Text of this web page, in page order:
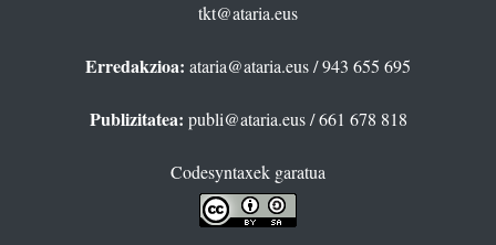
tkt@ataria.eus
Erredakzioa: ataria@ataria.eus/ 943 655 695
Publizitatea: publi@ataria.eus/ 661 678 818
Codesyntaxek garatua